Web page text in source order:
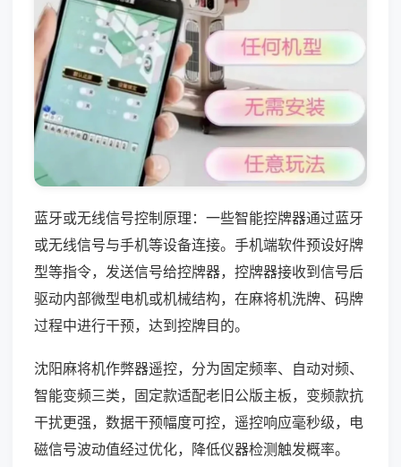
蓝牙或无线信号控制原理：一些智能控牌器通过蓝牙
或无线信号与手机等设备连接。手机端软件预设好牌
型等指令，发送信号给控牌器，控牌器接收到信号后
驱动内部微型电机或机械结构，在麻将机洗牌、码牌
过程中进行干预，达到控牌目的。
沈阳麻将机作弊器遥控，分为固定频率、自动对频、
智能变频三类，固定款适配老旧公版主板，变频款抗
干扰更强，数据干预幅度可控，遥控响应毫秒级，电
磁信号波动值经过优化，降低仪器检测触发概率。